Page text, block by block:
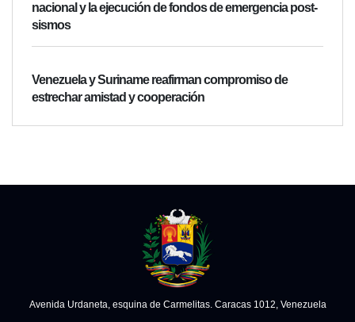
nacional y la ejecución de fondos de emergencia post-
sismos
Venezuela y Suriname reafirman compromiso de
estrechar amistad y cooperación
Avenida Urdaneta, esquina de Carmelitas. Caracas 1012, Venezuela